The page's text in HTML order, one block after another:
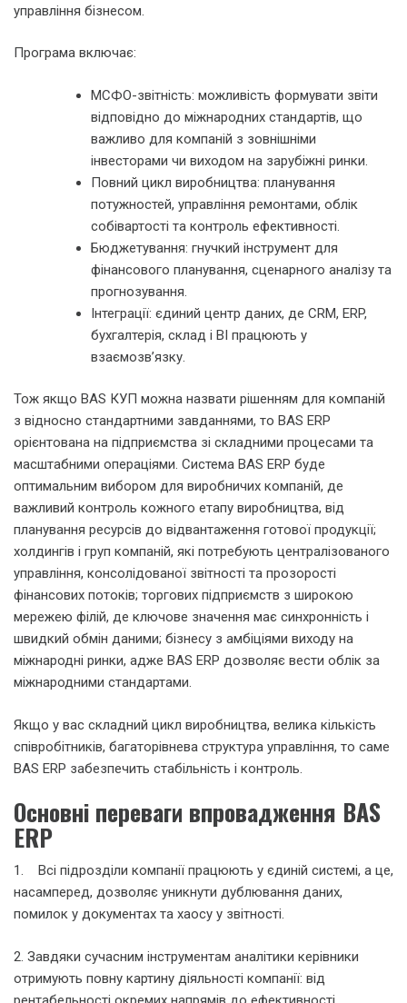
управління бізнесом.
Програма включає:
МСФО-звітність: можливість формувати звіти
відповідно до міжнародних стандартів, що
важливо для компаній з зовнішніми
інвесторами чи виходом на зарубіжні ринки.
Повний цикл виробництва: планування
потужностей, управління ремонтами, облік
собівартості та контроль ефективності.
Бюджетування: гнучкий інструмент для
фінансового планування, сценарного аналізу та
прогнозування.
Інтеграції: єдиний центр даних, де CRM, ERP,
бухгалтерія, склад і BI працюють у
взаємозв’язку.
Тож якщо BAS КУП можна назвати рішенням для компаній
з відносно стандартними завданнями, то BAS ERP
орієнтована на підприємства зі складними процесами та
масштабними операціями. Система BAS ERP буде
оптимальним вибором для виробничих компаній, де
важливий контроль кожного етапу виробництва, від
планування ресурсів до відвантаження готової продукції;
холдингів і груп компаній, які потребують централізованого
управління, консолідованої звітності та прозорості
фінансових потоків; торгових підприємств з широкою
мережею філій, де ключове значення має синхронність і
швидкий обмін даними; бізнесу з амбіціями виходу на
міжнародні ринки, адже BAS ERP дозволяє вести облік за
міжнародними стандартами.
Якщо у вас складний цикл виробництва, велика кількість
співробітників, багаторівнева структура управління, то саме
BAS ERP забезпечить стабільність і контроль.
Основні переваги впровадження BAS
ERP
1. Всі підрозділи компанії працюють у єдиній системі, а це,
насамперед, дозволяє уникнути дублювання даних,
помилок у документах та хаосу у звітності.
2. Завдяки сучасним інструментам аналітики керівники
отримують повну картину діяльності компанії: від